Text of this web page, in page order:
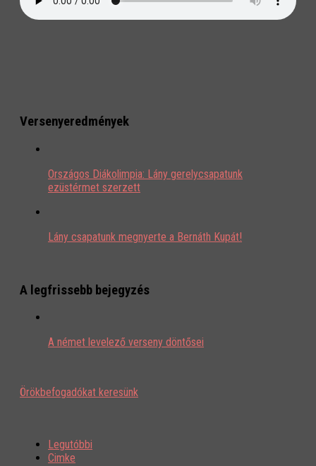
Versenyeredmények
Országos Diákolimpia: Lány gerelycsapatunk
ezüstérmet szerzett
Lány csapatunk megnyerte a Bernáth Kupát!
A legfrissebb bejegyzés
A német levelező verseny döntősei
Örökbefogadókat keresünk
Legutóbbi
Cimke